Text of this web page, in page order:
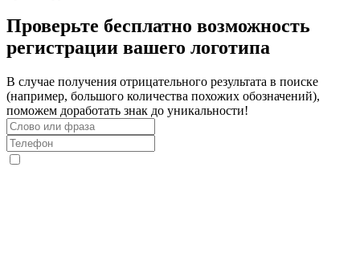
Проверьте бесплатно возможность
регистрации вашего логотипа
В случае получения отрицательного результата в поиске
(например, большого количества похожих обозначений),
поможем доработать знак до уникальности!